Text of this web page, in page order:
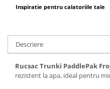
Inspiratie pentru calatoriile tale
Descriere
Rucsac Trunki PaddlePak
rezistent la apa, ideal pentru